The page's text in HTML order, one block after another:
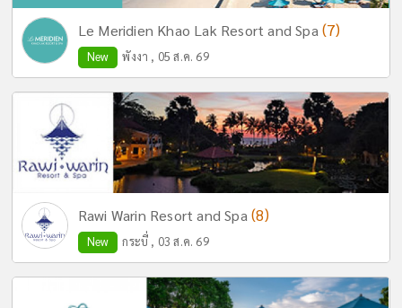
Le Meridien Khao Lak Resort and Spa (7)
New พังงา , 05 ส.ค. 69
Rawi Warin Resort and Spa (8)
New กระบี่ , 03 ส.ค. 69